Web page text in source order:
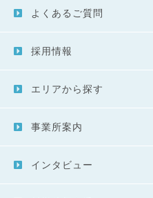
よくあるご質問
採用情報
エリアから探す
事業所案内
インタビュー